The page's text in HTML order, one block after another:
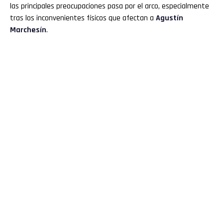
las principales preocupaciones pasa por el arco, especialmente
tras los inconvenientes físicos que afectan a Agustín
Marchesín.